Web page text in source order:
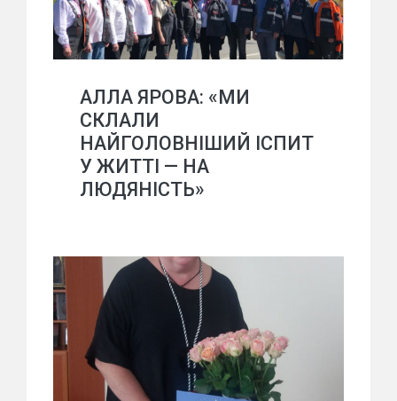
АЛЛА ЯРОВА: «МИ
СКЛАЛИ
НАЙГОЛОВНІШИЙ ІСПИТ
У ЖИТТІ — НА
ЛЮДЯНІСТЬ»